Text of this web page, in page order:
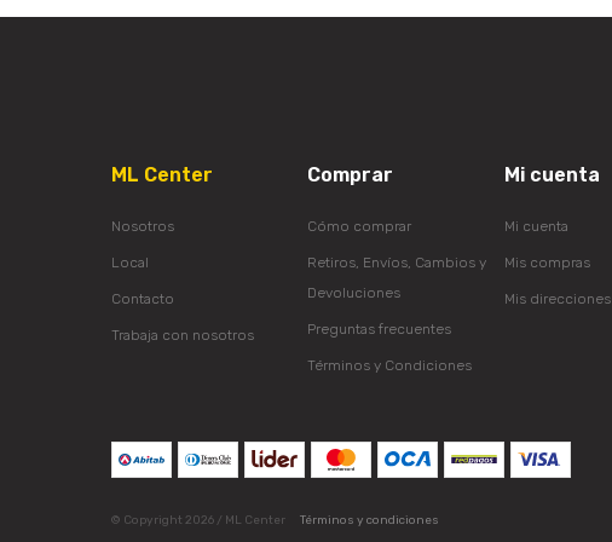
ML Center
Nosotros
Local
Contacto
Trabaja con nosotros
Comprar
Cómo comprar
Retiros, Envíos, Cambios y
Devoluciones
Preguntas frecuentes
Términos y Condiciones
Mi cuenta
Mi cuenta
Mis compras
Mis direcciones
© Copyright 2026 / ML Center Términos y condiciones